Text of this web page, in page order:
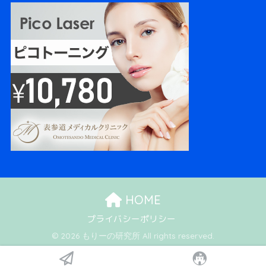
HOME
プライバシーポリシー
© 2026 もりーの研究所 All rights reserved.